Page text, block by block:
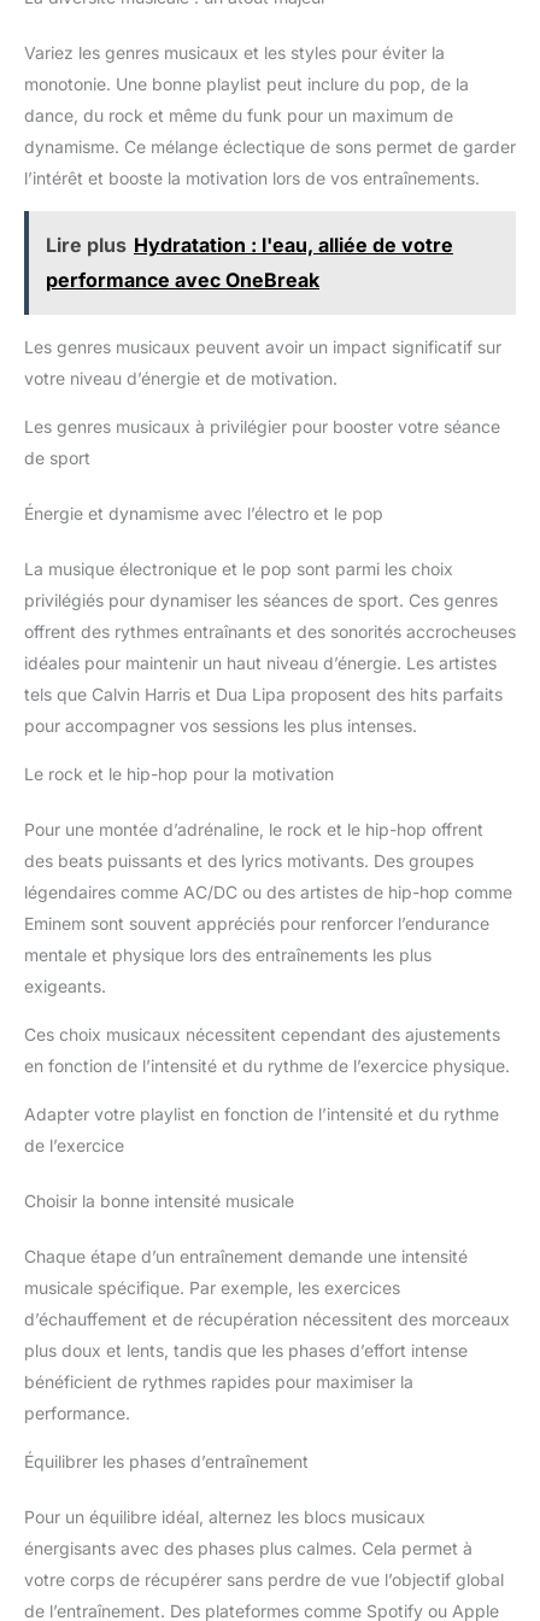
recommandons d'utiliser la
Stockez des milliers de
chansons et profitez de votre
bibliothèque musicale n'importe
où, à tout moment.
permettant de retrouver votre musique sans longues attentes.
lecteur mp3 portable offrant une qualité audio hifi sans perte.
Compatible avec de multiples formats, dont mp3, wma, flac et
ape, il assure une parfaite lecture de vos fichiers musicaux
préférés. Idéal pour les audiophiles exigeant un son premium
en déplacement. [Mémoire extensible] Ce lecteur MP3 est
équipé mémoire interne de 32 Go et prend en charge une
milliers de chansons et profitez de votre bibliothèque musicale
Variez les genres musicaux et les styles pour éviter la
monotonie. Une bonne playlist peut inclure du pop, de la
dance, du rock et même du funk pour un maximum de
dynamisme. Ce mélange éclectique de sons permet de garder
l’intérêt et booste la motivation lors de vos entraînements.
Lire plus Hydratation : l'eau, alliée de votre
performance avec OneBreak
Les genres musicaux peuvent avoir un impact significatif sur
votre niveau d’énergie et de motivation.
Les genres musicaux à privilégier pour booster votre séance
de sport
Énergie et dynamisme avec l’électro et le pop
La musique électronique et le pop sont parmi les choix
privilégiés pour dynamiser les séances de sport. Ces genres
offrent des rythmes entraînants et des sonorités accrocheuses
idéales pour maintenir un haut niveau d’énergie. Les artistes
tels que Calvin Harris et Dua Lipa proposent des hits parfaits
pour accompagner vos sessions les plus intenses.
Le rock et le hip-hop pour la motivation
Pour une montée d’adrénaline, le rock et le hip-hop offrent
des beats puissants et des lyrics motivants. Des groupes
légendaires comme AC/DC ou des artistes de hip-hop comme
Eminem sont souvent appréciés pour renforcer l’endurance
mentale et physique lors des entraînements les plus
exigeants.
Ces choix musicaux nécessitent cependant des ajustements
en fonction de l’intensité et du rythme de l’exercice physique.
Adapter votre playlist en fonction de l’intensité et du rythme
de l’exercice
Choisir la bonne intensité musicale
Chaque étape d’un entraînement demande une intensité
musicale spécifique. Par exemple, les exercices
d’échauffement et de récupération nécessitent des morceaux
plus doux et lents, tandis que les phases d’effort intense
bénéficient de rythmes rapides pour maximiser la
performance.
Équilibrer les phases d’entraînement
Pour un équilibre idéal, alternez les blocs musicaux
énergisants avec des phases plus calmes. Cela permet à
votre corps de récupérer sans perdre de vue l’objectif global
de l’entraînement. Des plateformes comme Spotify ou Apple